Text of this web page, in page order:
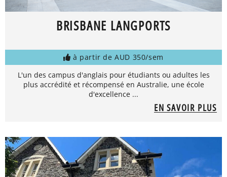
BRISBANE LANGPORTS
à partir de AUD 350/sem
L'un des campus d'anglais pour étudiants ou adultes les
plus accrédité et récompensé en Australie, une école
d'excellence ...
EN SAVOIR PLUS